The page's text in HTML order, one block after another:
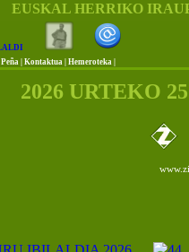
EUSKAL HERRIKO
Peña Kontaktua Hemeroteka |
2026 URTEKO